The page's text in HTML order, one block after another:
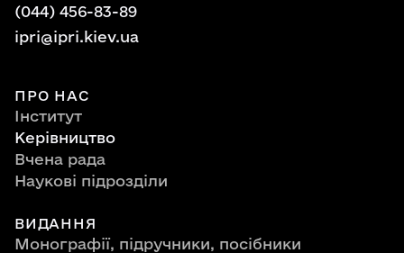
(044) 456-83-89
ipri@ipri.kiev.ua
ПРО НАС
Інститут
Керівництво
Вчена рада
Наукові підрозділи
ВИДАННЯ
Монографії, підручники, посібники